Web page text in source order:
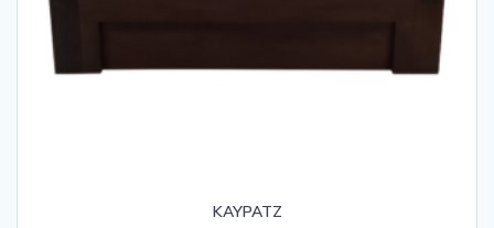
KAYPATZ